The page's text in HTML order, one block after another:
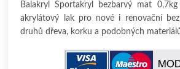
Balakryl Sportakryl bezbarvý mat
akrylátový lak pro nové i renovační
druhů dřeva, korku a podobných